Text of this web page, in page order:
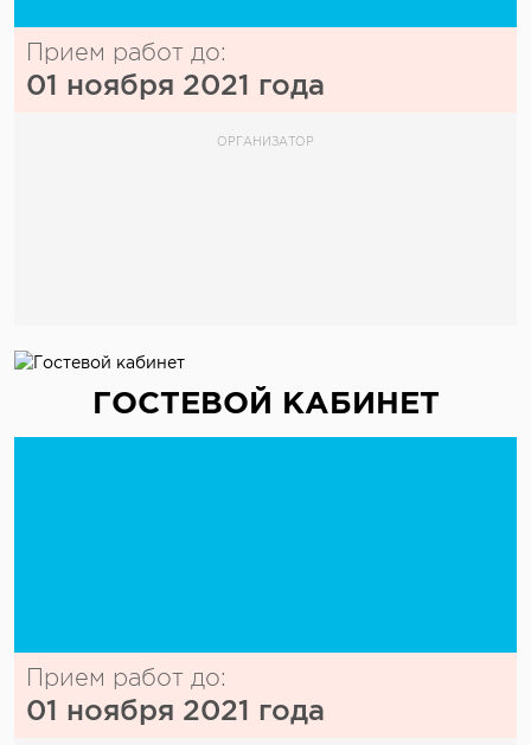
Прием работ до:
01 ноября 2021 года
ОРГАНИЗАТОР
ГОСТЕВОЙ КАБИНЕТ
Прием работ до:
01 ноября 2021 года